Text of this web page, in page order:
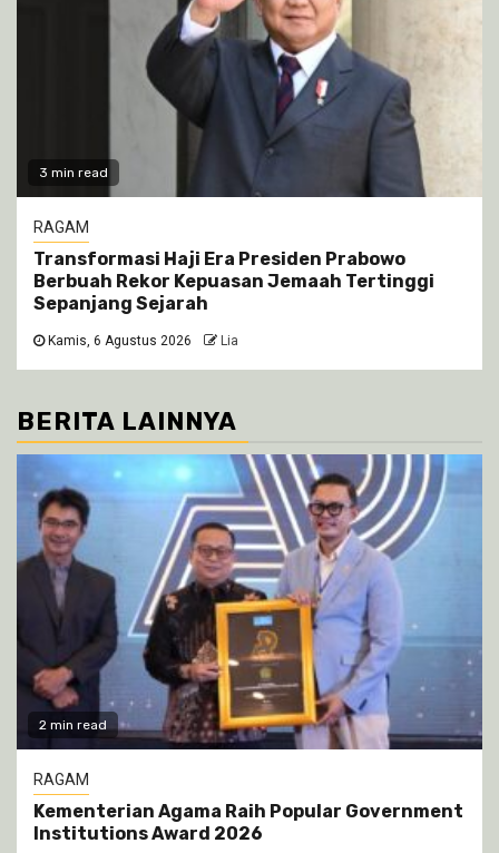
3 min read
RAGAM
Transformasi Haji Era Presiden Prabowo
Berbuah Rekor Kepuasan Jemaah Tertinggi
Sepanjang Sejarah
Kamis, 6 Agustus 2026 Lia
BERITA LAINNYA
2 min read
RAGAM
Kementerian Agama Raih Popular Government
Institutions Award 2026